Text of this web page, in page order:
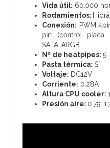
Vida útil: 60.000
Rodamientos:
Conexión: PWM
pin (control placa
SATA-ARGB
Nº de heatpipes: 5
Pasta térmica: Sí
Voltaje: DC12V
Corriente: 0.28A
Altura CPU cooler:
Presión aire: 0.79-